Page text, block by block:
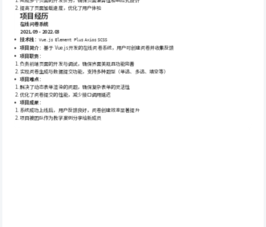
提高了页面加载速度，优化了用户体验
项目经历
在线问卷系统
2021.09 - 2022.03
技术栈：Vue.js Element Plus Axios SCSS
项目简介：基于 Vue.js 开发的在线问卷系统，用户可创建问卷并收集反馈
项目职责：
负责前端页面的开发与调试，确保界面美观且功能完善
实现问卷生成与数据提交功能，支持多种题型（单选、多选、填空等）
项目难点：
解决了动态表单渲染的问题，确保复杂表单的灵活性
优化了问卷提交的性能，减少接口调用延迟
项目成果：
系统成功上线后，用户反馈良好，问卷创建效率显著提升
项目被团队作为教学案例分享给新成员